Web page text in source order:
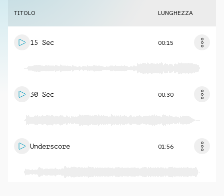
TITOLO LUNGHEZZA
15 Sec 00:15
30 Sec 00:30
Underscore 01:56